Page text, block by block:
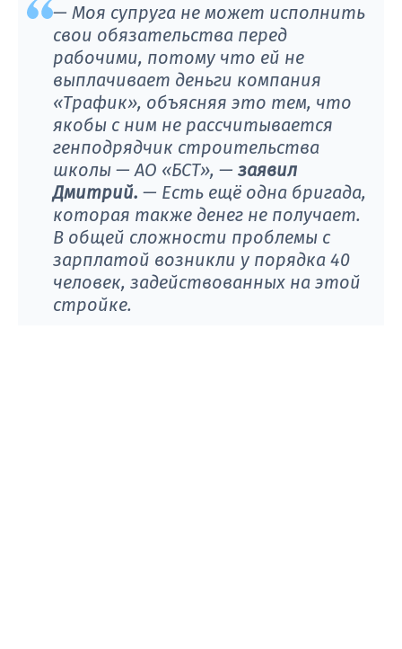
— Моя супруга не может исполнить
свои обязательства перед
рабочими, потому что ей не
выплачивает деньги компания
«Трафик», объясняя это тем, что
якобы с ним не рассчитывается
генподрядчик строительства
школы — АО «БСТ», — заявил
Дмитрий. — Есть ещё одна бригада,
которая также денег не получает.
В общей сложности проблемы с
зарплатой возникли у порядка 40
человек, задействованных на этой
стройке.